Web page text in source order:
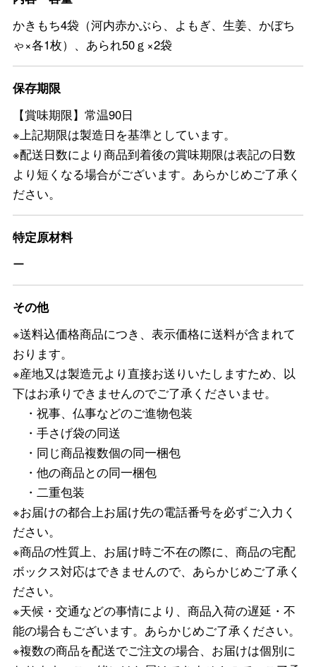
かきもち4袋（河内赤かぶら、よもぎ、生姜、かぼち
ゃ×各1枚）、あられ50ｇ×2袋
保存期限
【賞味期限】常温90日
※上記期限は製造日を基準としています。
※配送日数により商品到着後の賞味期限は表記の日数
より短くなる場合がございます。あらかじめご了承く
ださい。
特定原材料
ー
その他
※送料込価格商品につき、表示価格に送料が含まれて
おります。
※産地又は製造元より直接お送りいたしますため、以
下はお承りできませんのでご了承くださいませ。
・祝事、仏事などのご進物包装
・手さげ袋の同送
・同じ商品複数個の同一梱包
・他の商品との同一梱包
・二重包装
※お届けの都合上お届け先の電話番号を必ずご入力く
ださい。
※商品の性質上、お届け時ご不在の際に、商品の宅配
ボックス対応はできませんので、あらかじめご了承く
ださい。
※天候・交通などの事情により、商品入荷の遅延・不
能の場合もございます。あらかじめご了承ください。
※複数の商品を配送でご注文の場合、お届けは個別に